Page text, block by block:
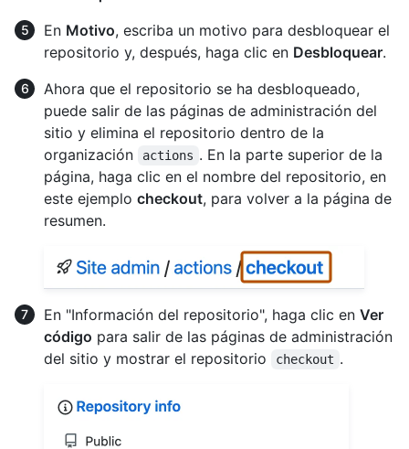
En Motivo, escriba un motivo para desbloquear el
repositorio y, después, haga clic en Desbloquear.
Ahora que el repositorio se ha desbloqueado,
puede salir de las páginas de administración del
sitio y elimina el repositorio dentro de la
organización
actions . En la parte superior de la
página, haga clic en el nombre del repositorio, en
este ejemplo checkout, para volver a la página de
resumen.
En "Información del repositorio", haga clic en Ver
código para salir de las páginas de administración
del sitio y mostrar el repositorio
checkout .